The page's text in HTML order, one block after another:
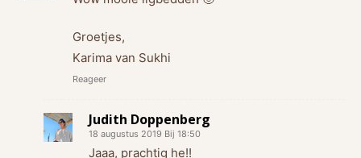
Groetjes,
Karima van Sukhi
Reageer
Judith Doppenberg
18 augustus 2019 Bij 18:50
Jaaa, prachtig he!!